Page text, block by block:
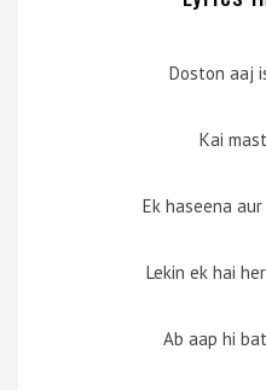
Doston aaj
Kai
Ek haseena
Lekin ek hai
Ab aap hi